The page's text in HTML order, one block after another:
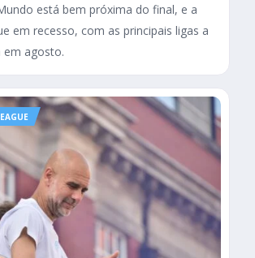
está bem próxima do final, e a
em recesso, com as principais ligas a
em agosto.